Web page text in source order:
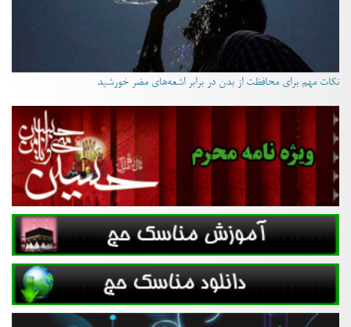
نکات مهم برای محافظت از بدن در برابر اشعه‌های مضر خورشید